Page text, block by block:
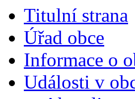
Titulní strana
Úřad obce
Informace o
Události v